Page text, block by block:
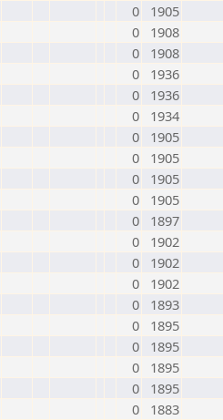
0
1905
0
1908
0
1908
0
1936
0
1936
0
1934
0
1905
0
1905
0
1905
0
1905
0
1897
0
1902
0
1902
0
1902
0
1893
0
1895
0
1895
0
1895
0
1895
0
1883